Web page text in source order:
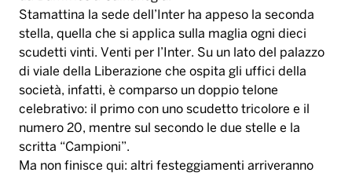
Stamattina la sede dell’Inter ha appeso la seconda
stella, quella che si applica sulla maglia ogni dieci
scudetti vinti. Venti per l’Inter. Su un lato del palazzo
di viale della Liberazione che ospita gli uffici della
società, infatti, è comparso un doppio telone
celebrativo: il primo con uno scudetto tricolore e il
numero 20, mentre sul secondo le due stelle e la
scritta “Campioni”.
Ma non finisce qui: altri festeggiamenti arriveranno